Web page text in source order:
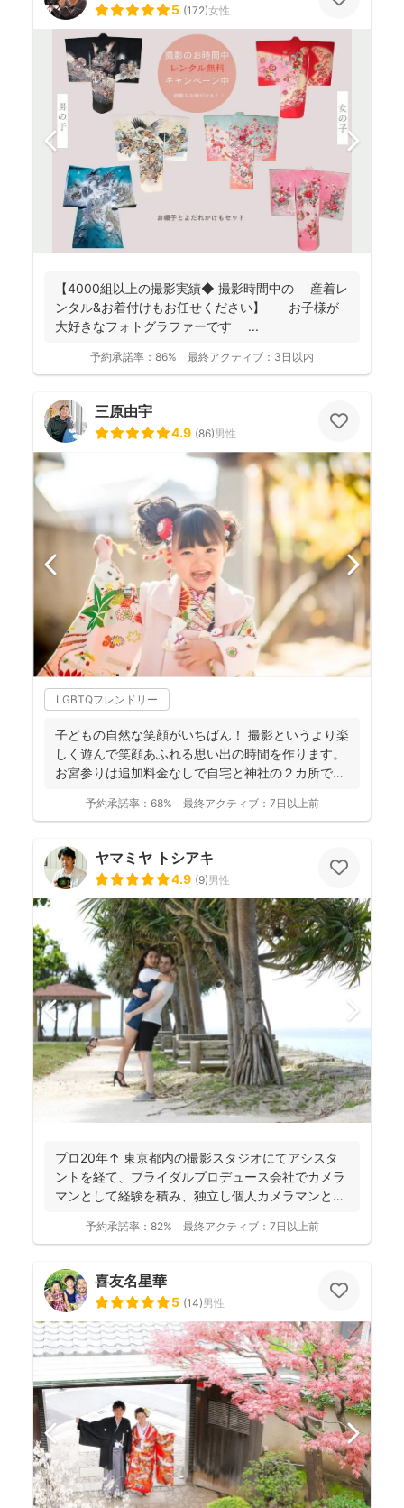
5 (172)女性
【4000組以上の撮影実績◆ 撮影時間中の 産着レ
ンタル&お着付けもお任せください】 お子様が
大好きなフォトグラファーです ...
予約承諾率： 86% 最終アクティブ： 3日以内
三原由宇
4.9 (86)男性
LGBTQフレンドリー
子どもの自然な笑顔がいちばん！ 撮影というより楽
しく遊んで笑顔あふれる思い出の時間を作ります。
お宮参りは追加料金なしで自宅と神社の２カ所で撮
予約承諾率： 68% 最終アクティブ： 7日以上前
ヤマミヤ トシアキ
4.9 (9)男性
プロ20年↑ 東京都内の撮影スタジオにてアシスタ
ントを経て、ブライダルプロデュース会社でカメラ
マンとして経験を積み、独立し個人カメラマンとし
予約承諾率： 82% 最終アクティブ： 7日以上前
喜友名星華
5 (14)男性